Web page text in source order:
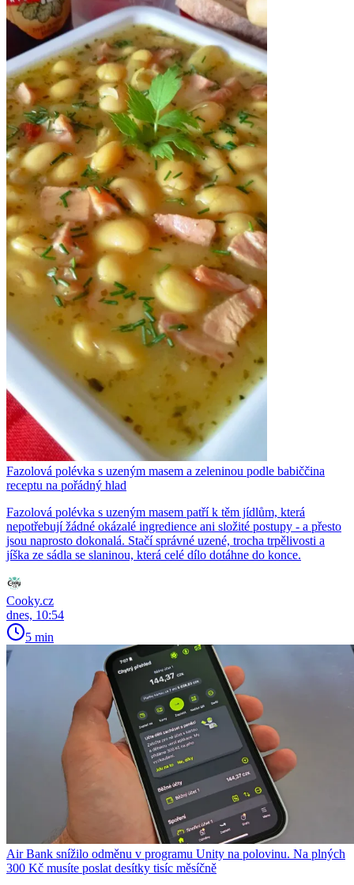
Fazolová polévka s uzeným masem a zeleninou podle babiččina
receptu na pořádný hlad
Fazolová polévka s uzeným masem patří k těm jídlům, která
nepotřebují žádné okázalé ingredience ani složité postupy - a přesto
jsou naprosto dokonalá. Stačí správné uzené, trocha trpělivosti a
jíška ze sádla se slaninou, která celé dílo dotáhne do konce.
Cooky.cz
dnes, 10:54
5 min
Air Bank snížilo odměnu v programu Unity na polovinu. Na plných
300 Kč musíte poslat desítky tisíc měsíčně